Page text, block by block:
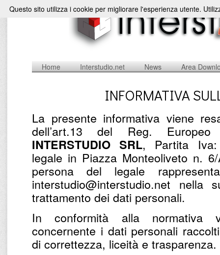
Home Interstudio.net News Area
INFORMATIVA
La presente informativa viene
dell’art.13 del Reg.
INTERSTUDIO SRL, Partita Iva:
legale in Piazza Monteoliveto n.
persona del legale
interstudio@interstudio.net
trattamento dei dati personali.
In conformità alla normativa
concernente i dati personali
di correttezza, liceità e trasparenza.
Questo sito utilizza i cookie per migliorare l'esperienza utente.